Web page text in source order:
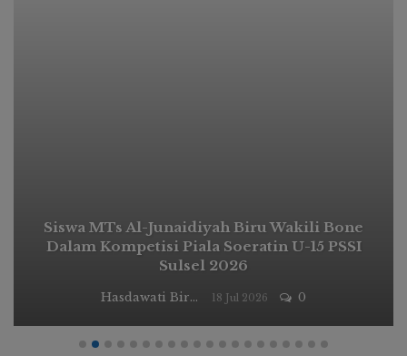
Siswa MTs Al-Junaidiyah Biru Wakili Bone
Dalam Kompetisi Piala Soeratin U-15 PSSI
Sulsel 2026
Hasdawati Biru 18 Jul 2026 0